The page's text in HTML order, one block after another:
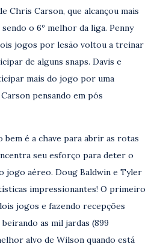
Chris Carson, que alcançou mais
o 6º melhor da liga. Penny
jogos por lesão voltou a treinar
de alguns snaps. Davis e
mais do jogo por uma
pensando em pós
é a chave para abrir as rotas
seu esforço para deter o
jogo aéreo. Doug Baldwin e Tyler
impressionantes! O primeiro
jogos e fazendo recepções
as mil jardas (899
alvo de Wilson quando está